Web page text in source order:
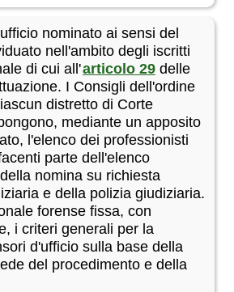
nominato ai sensi del
nell'ambito degli iscritti
di cui all'articolo 29delle
I Consigli dell'ordine
distretto di Corte
mediante un apposito
l'elenco dei professionisti
parte dell'elenco
nomina su richiesta
e della polizia giudiziaria.
forense fissa, con
i criteri generali per la
d'ufficio sulla base della
del procedimento e della